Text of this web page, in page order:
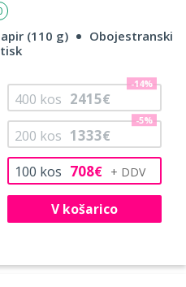
(110 g)
Obojestranski
100 kos 708€
200 kos 1333€
-5%
400 kos 2415€
-14%
V košarico